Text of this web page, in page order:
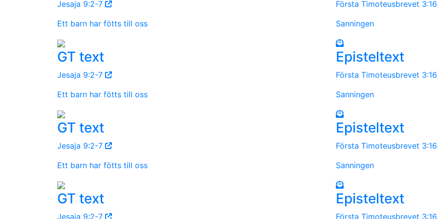
Jesaja 9:2-7
Ett barn har fötts till oss
GT text
Jesaja 9:2-7
Ett barn har fötts till oss
GT text
Jesaja 9:2-7
Ett barn har fötts till oss
GT text
Jesaja 9:2-7
Första Timoteusbrevet 3:16
Sanningen
Episteltext
Första Timoteusbrevet 3:16
Sanningen
Episteltext
Första Timoteusbrevet 3:16
Sanningen
Episteltext
Första Timoteusbrevet 3:16